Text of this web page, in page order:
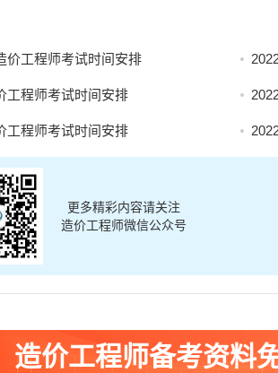
价工程师考试时间安排
工程师考试时间安排
工程师考试时间安排
更多精彩内容请关注
造价工程师微信公众号
造价工程师备考资料